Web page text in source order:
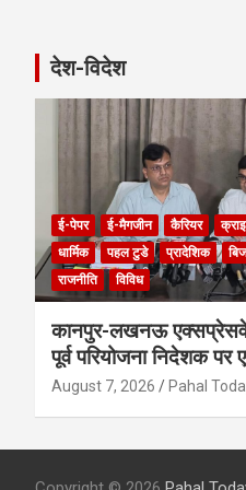
देश-विदेश
ई-पेपर ई-मैगजीन कैरियर
धार्मिक
पहल टुडे प्रादेशिक
राजनीति
विविध
कानपुर-लखनऊ एक्सप्रेसवे
पूर्व परियोजना निदेशक
बड़ी कार्रवाई
August 7, 2026 Pahal